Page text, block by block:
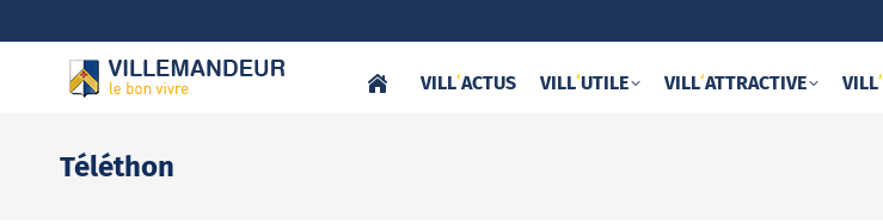
VILL‘ACTUS VILL‘UTILE VILL‘ATTRACTIVE VILL‘
Téléthon